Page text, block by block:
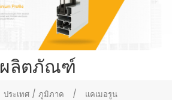
ผลิตภัณฑ์
ประเทศ / ภูมิภาค / แคเมอรูน